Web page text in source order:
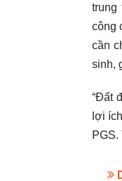
trung
công
cần
sinh,
“Đất
lợi